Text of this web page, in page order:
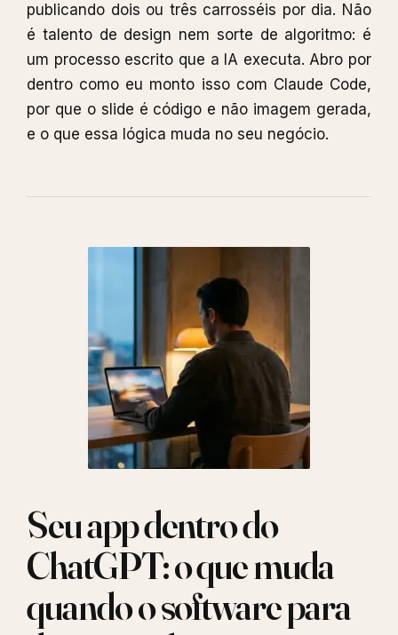
publicando dois ou três carrosséis por dia. Não
é talento de design nem sorte de algoritmo: é
um processo escrito que a IA executa. Abro por
dentro como eu monto isso com Claude Code,
por que o slide é código e não imagem gerada,
e o que essa lógica muda no seu negócio.
Seu app dentro do
ChatGPT: o que muda
quando o software para